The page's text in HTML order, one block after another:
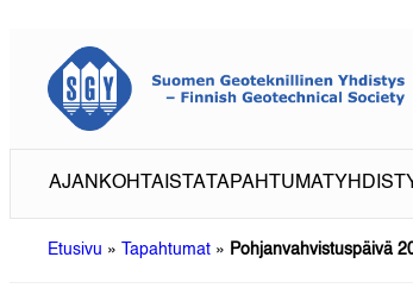
sisältöön
AJANKOHTAISTA TAPAHTUMAT
Etusivu » Tapahtumat » Pohjanvahvistuspäivä